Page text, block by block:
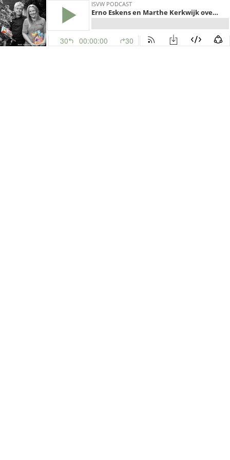
ISVW PODCAST
Erno Eskens en Marthe Kerkwijk over 'De kinderen van Chronos'
30 00:00:00 30